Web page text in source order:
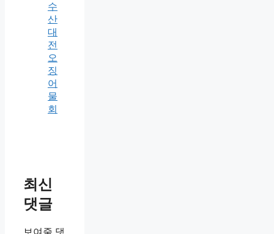
수
산
대
전
오
징
어
물
회
최신
댓글
보여줄 댓